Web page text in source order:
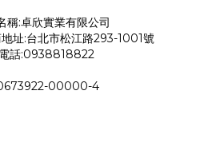
稱:卓欣實業有限公司
址:台北市松江路293-1001號
電話:0938818822
00000-4